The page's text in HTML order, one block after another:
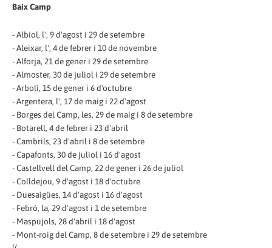
Baix Camp
- Albiol, l', 9 d'agost i 29 de setembre
- Aleixar, l', 4 de febrer i 10 de novembre
- Alforja, 21 de gener i 29 de setembre
- Almoster, 30 de juliol i 29 de setembre
- Arbolí, 15 de gener i 6 d'octubre
- Argentera, l', 17 de maig i 22 d'agost
- Borges del Camp, les, 29 de maig i 8 de setembre
- Botarell, 4 de febrer i 23 d'abril
- Cambrils, 23 d'abril i 8 de setembre
- Capafonts, 30 de juliol i 16 d'agost
- Castellvell del Camp, 22 de gener i 26 de juliol
- Colldejou, 9 d'agost i 18 d'octubre
- Duesaigües, 14 d'agost i 16 d'agost
- Febró, la, 29 d'agost i 1 de setembre
- Maspujols, 28 d'abril i 18 d'agost
- Mont-roig del Camp, 8 de setembre i 29 de setembre